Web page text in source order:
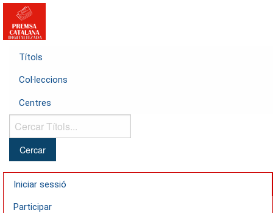
Títols
Col·leccions
Centres
Cercar
Títols...
Iniciar sessió
Participar